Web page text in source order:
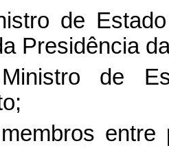
de
Presidência
de
entre